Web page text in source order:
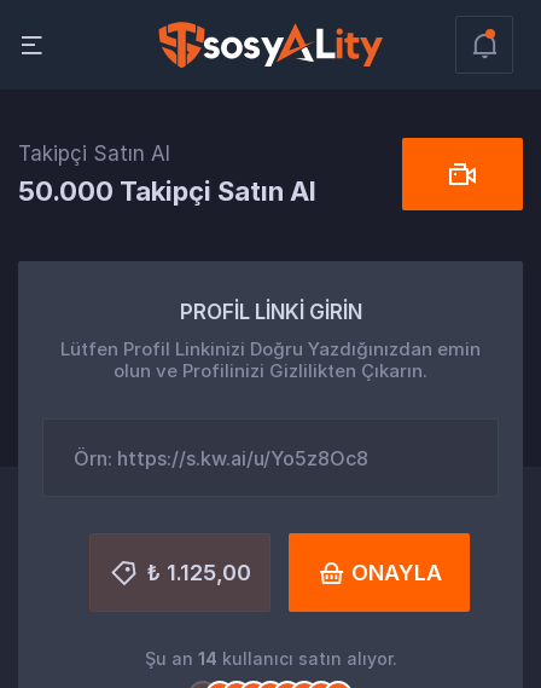
Takipçi Satın Al
50.000 Takipçi Satın Al
PROFİL LİNKİ GİRİN
Lütfen Profil Linkinizi Doğru Yazdığınızdan emin
olun ve Profilinizi Gizlilikten Çıkarın.
₺ 1.125,00 ONAYLA
Şu an 14 kullanıcı satın alıyor.